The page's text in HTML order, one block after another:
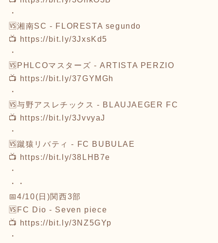
・
🆚湘南SC - FLORESTA segundo
📺 https://bit.ly/3JxsKd5
・
🆚PHLCOマスターズ - ARTISTA PERZIO
📺 https://bit.ly/37GYMGh
・
🆚与野アスレチックス - BLAUJAEGER FC
📺 https://bit.ly/3JvvyaJ
・
🆚蹴猿リバティ - FC BUBULAE
📺 https://bit.ly/38LHB7e
・
・・
📅4/10(日)関西3部
🆚FC Dio - Seven piece
📺 https://bit.ly/3NZ5GYp
・